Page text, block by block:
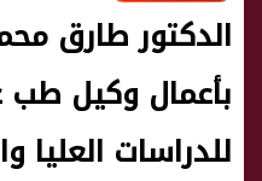
الدكتور طارق
بأعمال وكيل
للدراسات العليا